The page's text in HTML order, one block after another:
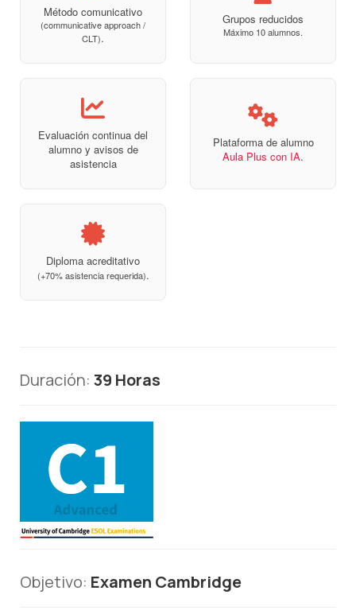
Método comunicativo
(communicative approach /
CLT).
Grupos reducidos
Máximo 10 alumnos.
Evaluación continua del
alumno y avisos de
asistencia
Plataforma de alumno
Aula Plus con IA.
Diploma acreditativo
(+70% asistencia requerida).
Duración: 39 Horas
Objetivo: Examen Cambridge